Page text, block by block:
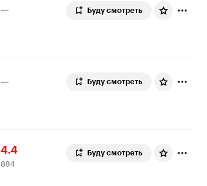
— Буду смотреть
— Буду смотреть
Рейтинг
Кинопоиска
4.4
884
оценки
884
Буду смотреть